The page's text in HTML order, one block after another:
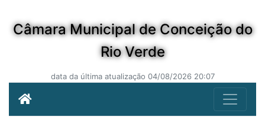
Câmara Municipal de Conceição do
Rio Verde
data da última atualização 04/08/2026 20:07